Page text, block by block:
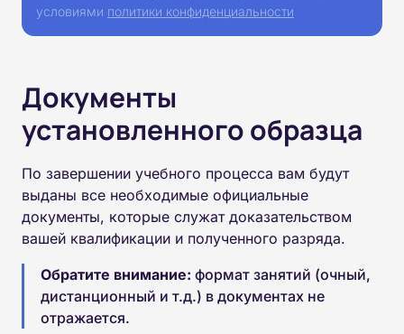
условиями политики конфиденциальности
Документы
установленного образца
По завершении учебного процесса вам будут
выданы все необходимые официальные
документы, которые служат доказательством
вашей квалификации и полученного разряда.
Обратите внимание: формат занятий (очный,
дистанционный и т.д.) в документах не
отражается.